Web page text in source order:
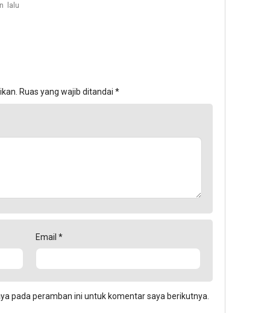
lalu
Ruas yang wajib ditandai *
Email *
pada peramban ini untuk komentar saya berikutnya.